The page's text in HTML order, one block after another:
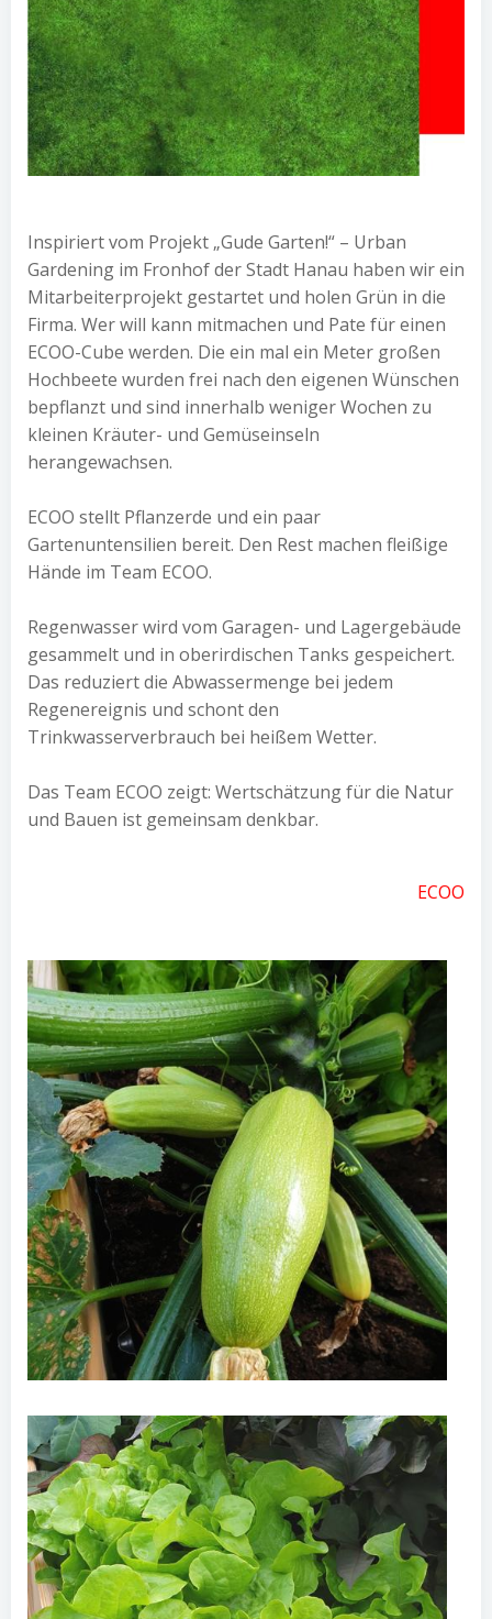
Inspiriert vom Projekt „Gude Garten!“ – Urban
Gardening im Fronhof der Stadt Hanau haben wir ein
Mitarbeiterprojekt gestartet und holen Grün in die
Firma. Wer will kann mitmachen und Pate für einen
ECOO-Cube werden. Die ein mal ein Meter großen
Hochbeete wurden frei nach den eigenen Wünschen
bepflanzt und sind innerhalb weniger Wochen zu
kleinen Kräuter- und Gemüseinseln
herangewachsen.
ECOO stellt Pflanzerde und ein paar
Gartenuntensilien bereit. Den Rest machen fleißige
Hände im Team ECOO.
Regenwasser wird vom Garagen- und Lagergebäude
gesammelt und in oberirdischen Tanks gespeichert.
Das reduziert die Abwassermenge bei jedem
Regenereignis und schont den
Trinkwasserverbrauch bei heißem Wetter.
Das Team ECOO zeigt: Wertschätzung für die Natur
und Bauen ist gemeinsam denkbar.
ECOO